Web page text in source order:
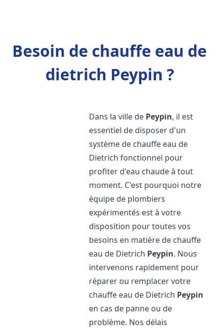
Besoin de chauffe eau de
dietrich Peypin ?
Dans la ville de Peypin, il est
essentiel de disposer d'un
système de chauffe eau de
Dietrich fonctionnel pour
profiter d'eau chaude à tout
moment. C'est pourquoi notre
équipe de plombiers
expérimentés est à votre
disposition pour toutes vos
besoins en matière de chauffe
eau de Dietrich Peypin. Nous
intervenons rapidement pour
réparer ou remplacer votre
chauffe eau de Dietrich Peypin
en cas de panne ou de
problème. Nos délais